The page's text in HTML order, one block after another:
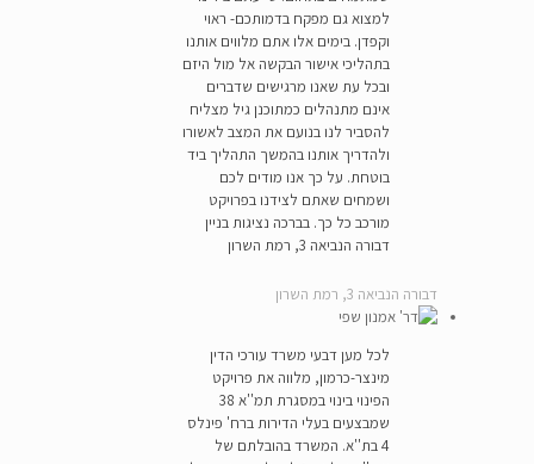
למצוא גם מפקח בדמותכם- ראוי
וקפדן. בימים אלו אתם מלווים אותנו
בתהליכי אישור הבקשה אל מול היזם
ובכל עת שאנו מרגישים שדברים
אינם מתנהלים כמתוכנן גיל מצליח
להסביר לנו בנועם את המצב לאשורו
ולהדריך אותנו בהמשך התהליך ביד
בוטחת. על כך אנו מודים לכם
ושמחים שאתם לצידנו בפרויקט
מורכב כל כך. בברכה נציגות בניין
דבורה הנביאה 3, רמת השרון
דבורה הנביאה 3, רמת השרון
לכל מען דבעי משרד עורכי הדין
מינצר-כרמון, מלווה את פרויקט
הפינוי בינוי במסגרת תמ''א 38
שמבצעים בעלי הדירות ברח' פינלס
4 בת''א. המשרד בהובלתם של